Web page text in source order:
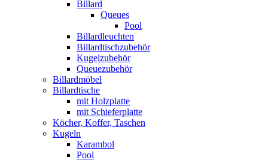
Billard
Queues
Pool
Billardleuchten
Billardtischzubehör
Kugelzubehör
Queuezubehör
Billardmöbel
Billardtische
mit Holzplatte
mit Schieferplatte
Köcher, Koffer, Taschen
Kugeln
Karambol
Pool